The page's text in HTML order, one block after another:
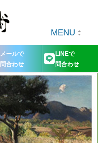
MENU
メールで
問合わせ
LINEで
問合わせ